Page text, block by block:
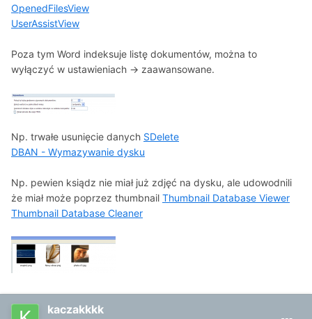
OpenedFilesView
UserAssistView
Poza tym Word indeksuje listę dokumentów, można to
wyłączyć w ustawieniach -> zaawansowane.
Np. trwałe usunięcie danych SDelete
DBAN - Wymazywanie dysku
Np. pewien ksiądz nie miał już zdjęć na dysku, ale udowodnili
że miał może poprzez thumbnail Thumbnail Database Viewer
Thumbnail Database Cleaner
kaczakkkk